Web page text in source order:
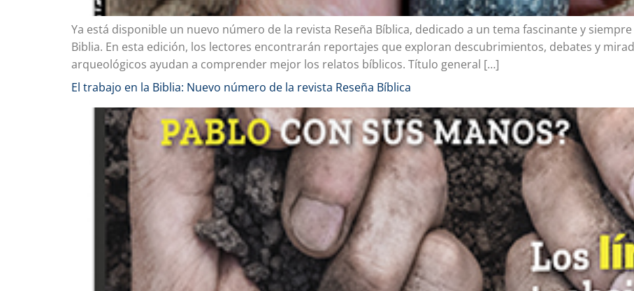
Ya está disponible un nuevo número de la revista Reseña Bíblica, dedicado a un tema fascinante y
Biblia. En esta edición, los lectores encontrarán reportajes que exploran descubrimientos, debates y
arqueológicos ayudan a comprender mejor los relatos bíblicos. Título general […]
El trabajo en la Biblia: Nuevo número de la revista Reseña Bíblica